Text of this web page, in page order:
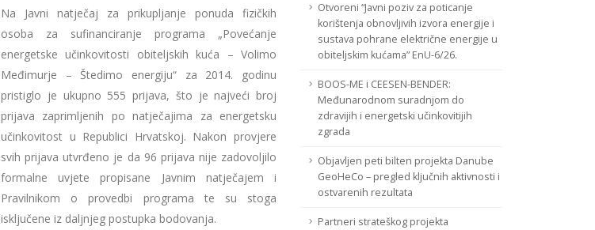
Na Javni natječaj za prikupljanje ponuda fizičkih
osoba za sufinanciranje programa „Povećanje
energetske učinkovitosti obiteljskih kuća – Volimo
Međimurje – Štedimo energiju“ za 2014. godinu
pristiglo je ukupno 555 prijava, što je najveći broj
prijava zaprimljenih po natječajima za energetsku
učinkovitost u Republici Hrvatskoj. Nakon provjere
svih prijava utvrđeno je da 96 prijava nije zadovoljilo
formalne uvjete propisane Javnim natječajem i
Pravilnikom o provedbi programa te su stoga
isključene iz daljnjeg postupka bodovanja.
Otvoreni “Javni poziv za poticanje
korištenja obnovljivih izvora energije i
sustava pohrane električne energije u
obiteljskim kućama” EnU-6/26.
BOOS-ME i CEESEN-BENDER:
Međunarodnom suradnjom do
zdravijih i energetski učinkovitijih
zgrada
Objavljen peti bilten projekta Danube
GeoHeCo – pregled ključnih aktivnosti i
ostvarenih rezultata
Partneri strateškog projekta